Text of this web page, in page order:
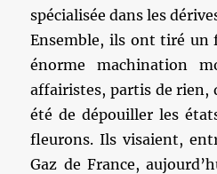
spécialisée dans les
Ensemble, ils ont tiré un
énorme machination
affairistes, partis de rien,
été de dépouiller les
fleurons. Ils visaient,
Gaz de France,